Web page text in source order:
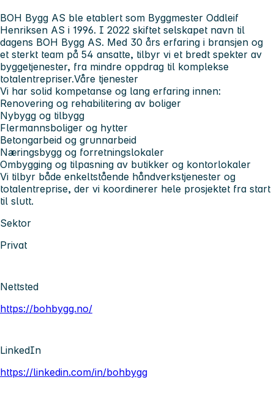
BOH Bygg AS ble etablert som Byggmester Oddleif
Henriksen AS i 1996. I 2022 skiftet selskapet navn til
dagens BOH Bygg AS. Med 30 års erfaring i bransjen og
et sterkt team på 54 ansatte, tilbyr vi et bredt spekter av
byggetjenester, fra mindre oppdrag til komplekse
totalentrepriser.Våre tjenester
Vi har solid kompetanse og lang erfaring innen:
Renovering og rehabilitering av boliger
Nybygg og tilbygg ‍
Flermannsboliger og hytter ‍
Betongarbeid og grunnarbeid ‍
Næringsbygg og forretningslokaler ‍
Ombygging og tilpasning av butikker og kontorlokaler ‍
Vi tilbyr både enkeltstående håndverkstjenester og
totalentreprise, der vi koordinerer hele prosjektet fra start
til slutt.
Sektor
Privat
Nettsted
https://bohbygg.no/
LinkedIn
https://linkedin.com/in/bohbygg